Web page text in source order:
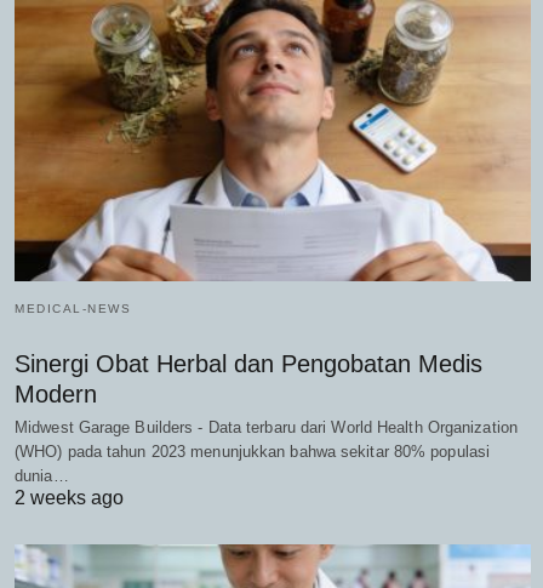
MEDICAL-NEWS
Sinergi Obat Herbal dan Pengobatan Medis
Modern
Midwest Garage Builders - Data terbaru dari World Health Organization
(WHO) pada tahun 2023 menunjukkan bahwa sekitar 80% populasi
dunia…
2 weeks ago